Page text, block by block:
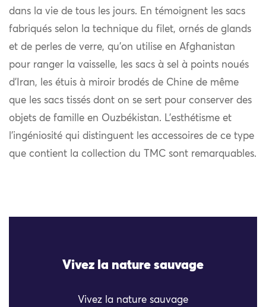
dans la vie de tous les jours. En témoignent les sacs
fabriqués selon la technique du filet, ornés de glands
et de perles de verre, qu’on utilise en Afghanistan
pour ranger la vaisselle, les sacs à sel à points noués
d’Iran, les étuis à miroir brodés de Chine de même
que les sacs tissés dont on se sert pour conserver des
objets de famille en Ouzbékistan. L’esthétisme et
l’ingéniosité qui distinguent les accessoires de ce type
que contient la collection du TMC sont remarquables.
Vivez la nature sauvage
Vivez la nature sauvage